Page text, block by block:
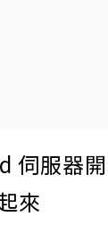
伺服器開
來